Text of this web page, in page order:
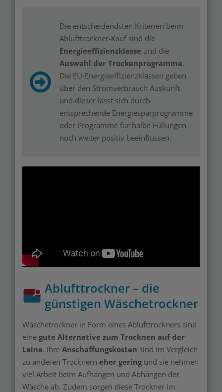
Die entscheidendsten Kriterien beim
Ablufttrockner-Kauf sind die
Energieeffizienzklasse und die
Auswahl der Trockenprogramme.
Die EU-Energieeffizienzklassen geben
über den Stromverbrauch Auskunft
und dieser lässt sich durch
entsprechende Energiesparprogramme
oder Programme für halbe Füllungen
noch weiter positiv beeinflussen.
Ablufttrockner – die
günstigen Wäschetrockner
Wäschetrockner in Form eines Ablufttrockners sind
eine gute Alternative zum Trocknen auf der
Leine. Ihre Anschaffungskosten sind im Vergleich
zu anderen Trocknern eher gering und sie nehmen
viel Arbeit beim Aufhängen und Abhängen der
Wäsche ab. Zudem sorgen diese Trockner im